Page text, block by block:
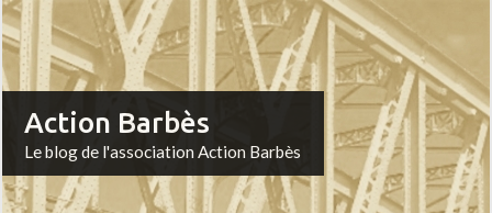
Action Barbès
Le blog de l'association Action Barbès